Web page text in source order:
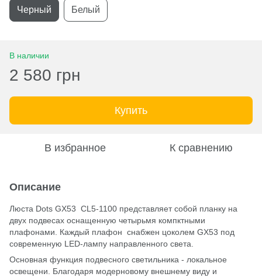
Черный Белый
В наличии
2 580 грн
Купить
В избранное К сравнению
Описание
Люста Dots GX53 СL5-1100 представляет собой планку на
двух подвесах оснащенную четырьмя компктными
плафонами. Каждый плафон снабжен цоколем GX53 под
современную LED-лампу направленного света.
Основная функция подвесного светильника - локальное
освещени. Благодаря модерновому внешнему виду и